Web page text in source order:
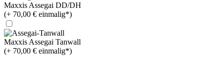
Maxxis Assegai DD/DH
(+ 70,00 € einmalig*)
Maxxis Assegai Tanwall
(+ 70,00 € einmalig*)